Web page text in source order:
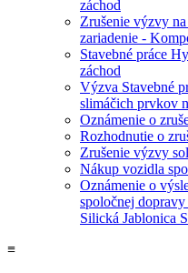
záchod
Zrušenie výzvy
zariadenie -
Stavebné práce
záchod
Výzva Stavebné
slimáčich prvkov
Oznámenie o
Rozhodnutie o
Zrušenie výzvy
Nákup vozidla
Oznámenie o
spoločnej
Silická Jablonica
≡